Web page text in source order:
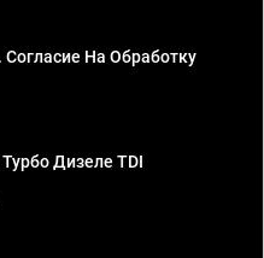
На Обработку
Дизеле TDI